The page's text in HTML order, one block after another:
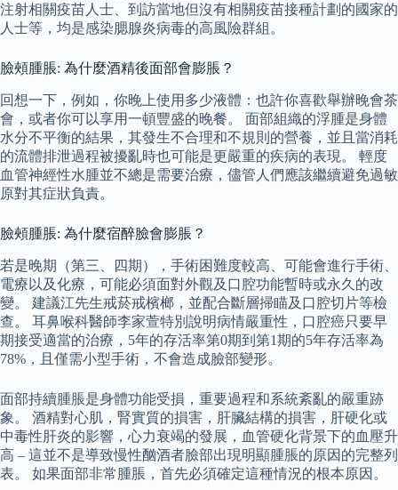
注射相關疫苗人士、到訪當地但沒有相關疫苗接種計劃的國家的
人士等，均是感染腮腺炎病毒的高風險群組。
臉頰腫脹: 為什麼酒精後面部會膨脹？
回想一下，例如，你晚上使用多少液體：也許你喜歡舉辦晚會茶
會，或者你可以享用一頓豐盛的晚餐。 面部組織的浮腫是身體
水分不平衡的結果，其發生不合理和不規則的營養，並且當消耗
的流體排泄過程被擾亂時也可能是更嚴重的疾病的表現。 輕度
血管神經性水腫並不總是需要治療，儘管人們應該繼續避免過敏
原對其症狀負責。
臉頰腫脹: 為什麼宿醉臉會膨脹？
若是晚期（第三、四期），手術困難度較高、可能會進行手術、
電療以及化療，可能必須面對外觀及口腔功能暫時或永久的改
變。 建議江先生戒菸戒檳榔，並配合斷層掃瞄及口腔切片等檢
查。 耳鼻喉科醫師李家萱特別說明病情嚴重性，口腔癌只要早
期接受適當的治療，5年的存活率第0期到第1期的5年存活率為
78%，且僅需小型手術，不會造成臉部變形。
面部持續腫脹是身體功能受損，重要過程和系統紊亂的嚴重跡
象。 酒精對心肌，腎實質的損害，肝臟結構的損害，肝硬化或
中毒性肝炎的影響，心力衰竭的發展，血管硬化背景下的血壓升
高 – 這並不是導致慢性酗酒者臉部出現明顯腫脹的原因的完整列
表。 如果面部非常腫脹，首先必須確定這種情況的根本原因。